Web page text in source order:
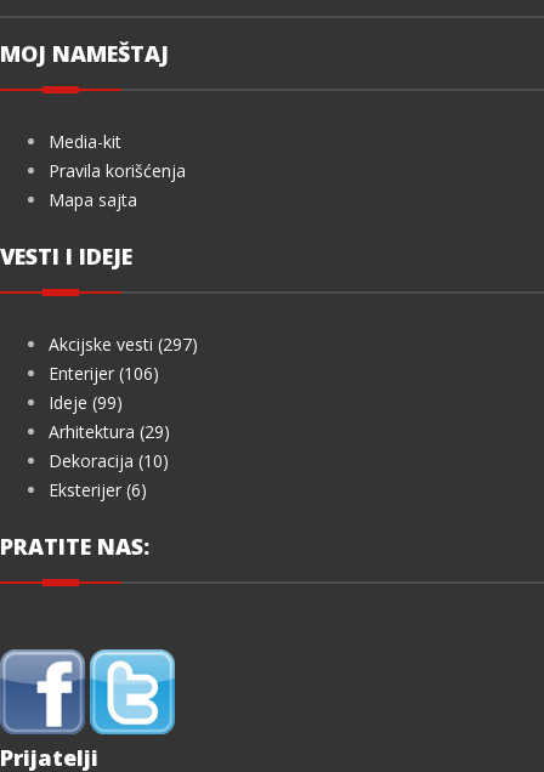
MOJ NAMEŠTAJ
Media-kit
Pravila korišćenja
Mapa sajta
VESTI I IDEJE
Akcijske vesti (297)
Enterijer (106)
Ideje (99)
Arhitektura (29)
Dekoracija (10)
Eksterijer (6)
PRATITE NAS:
Prijatelji